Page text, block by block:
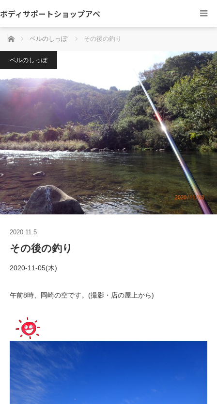
ボディサポートショップアベ
ホーム ベルのしっぽ その後の釣り
ベルのしっぽ
2020.11.5
その後の釣り
2020-11-05(木)
午前8時、岡崎の空です。(撮影・店の屋上から)